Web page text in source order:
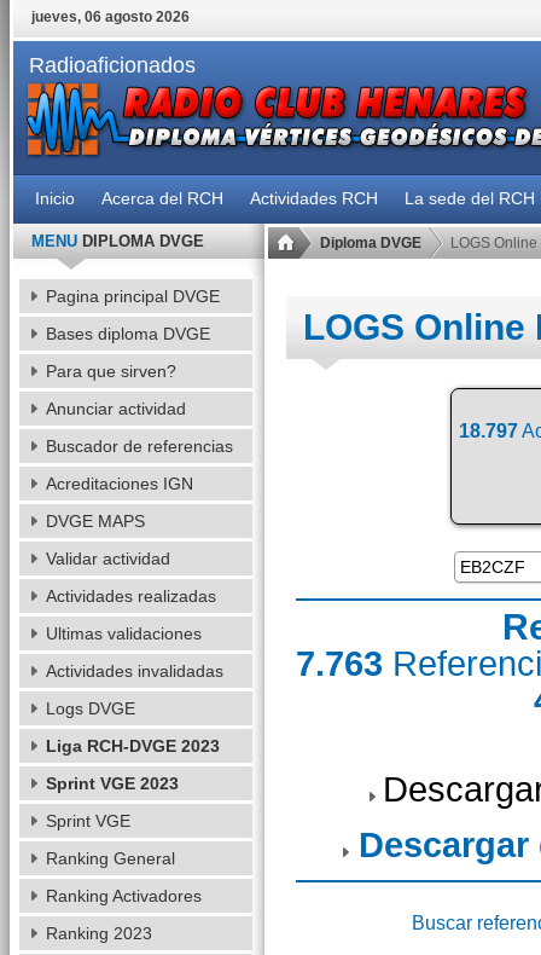
jueves, 06 agosto 2026
Radioaficionados
Inicio Acerca del RCH Actividades RCH La sede del RCH
Diploma DVGE LOGS Online
LOGS Online
18.797
7.763
Descargar
Buscar
MENUDIPLOMA DVGE
Pagina principal DVGE
Bases diploma DVGE
Para que sirven?
Anunciar actividad
Buscador de referencias
Acreditaciones IGN
DVGE MAPS
Validar actividad
Actividades realizadas
Ultimas validaciones
Actividades invalidadas
Logs DVGE
Liga RCH-DVGE 2023
Sprint VGE 2023
Sprint VGE
Ranking General
Ranking Activadores
Ranking 2023